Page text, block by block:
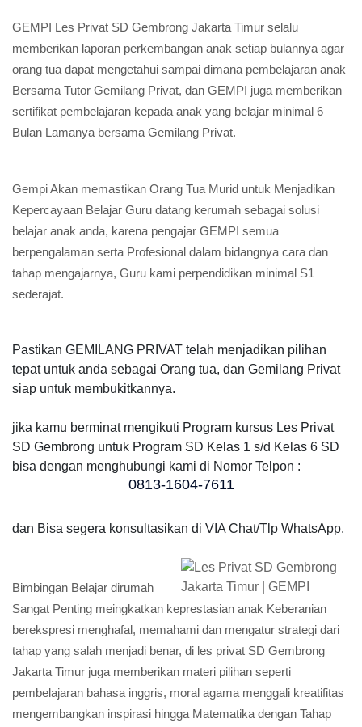
GEMPI Les Privat SD Gembrong Jakarta Timur selalu
memberikan laporan perkembangan anak setiap bulannya agar
orang tua dapat mengetahui sampai dimana pembelajaran anak
Bersama Tutor Gemilang Privat, dan GEMPI juga memberikan
sertifikat pembelajaran kepada anak yang belajar minimal 6
Bulan Lamanya bersama Gemilang Privat.
Gempi Akan memastikan Orang Tua Murid untuk Menjadikan
Kepercayaan Belajar Guru datang kerumah sebagai solusi
belajar anak anda, karena pengajar GEMPI semua
berpengalaman serta Profesional dalam bidangnya cara dan
tahap mengajarnya, Guru kami perpendidikan minimal S1
sederajat.
Pastikan GEMILANG PRIVAT telah menjadikan pilihan
tepat untuk anda sebagai Orang tua, dan Gemilang Privat
siap untuk membukitkannya.
jika kamu berminat mengikuti Program kursus Les Privat
SD Gembrong untuk Program SD Kelas 1 s/d Kelas 6 SD
bisa dengan menghubungi kami di Nomor Telpon :
0813-1604-7611
dan Bisa segera konsultasikan di VIA Chat/Tlp WhatsApp.
Bimbingan Belajar dirumah
Sangat Penting meingkatkan keprestasian anak Keberanian
berekspresi menghafal, memahami dan mengatur strategi dari
tahap yang salah menjadi benar, di les privat SD Gembrong
Jakarta Timur juga memberikan materi pilihan seperti
pembelajaran bahasa inggris, moral agama menggali kreatifitas
mengembangkan inspirasi hingga Matematika dengan Tahap